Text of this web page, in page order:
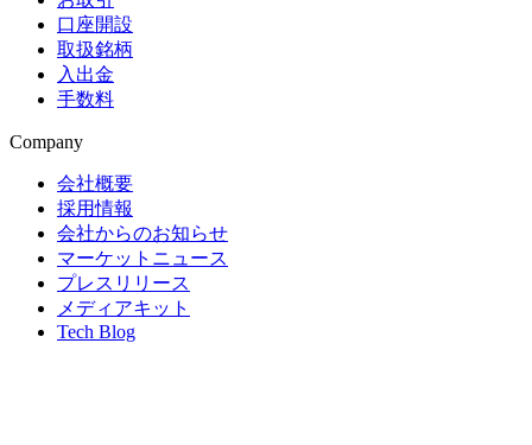
口座開設
取扱銘柄
入出金
手数料
Company
会社概要
採用情報
会社からのお知らせ
マーケットニュース
プレスリリース
メディアキット
Tech Blog